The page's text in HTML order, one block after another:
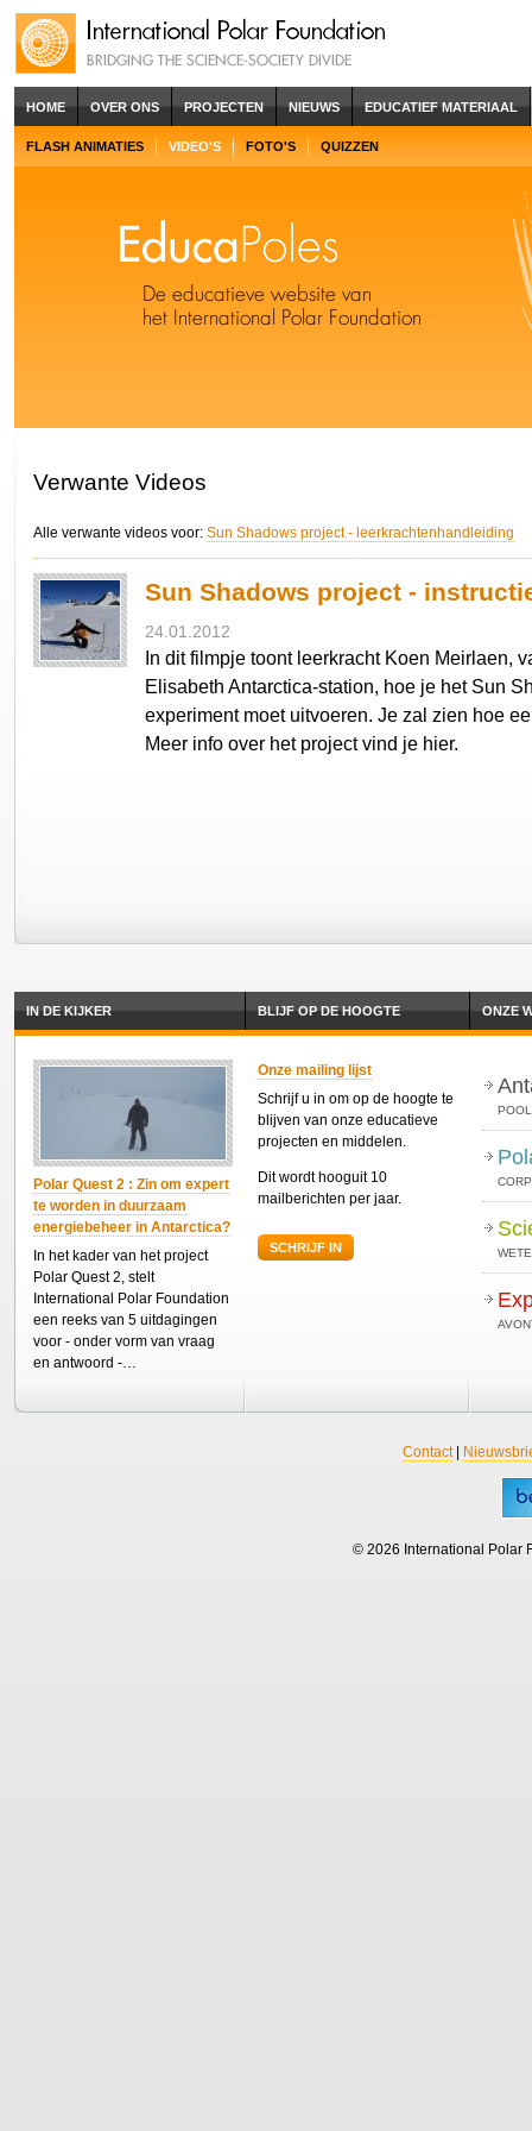
HOME OVER ONS PROJECTEN NIEUWS EDUCATIEF MATERIAAL
FLASH ANIMATIES VIDEO'S FOTO'S QUIZZEN
Verwante Videos
Alle verwante videos voor: Sun Shadows project - leerkrachtenhandleiding
Sun Shadows project -
24.01.2012
In dit filmpje toont leerkracht Koen Meirlaen,
Elisabeth Antarctica-station, hoe je het Sun
experiment moet uitvoeren. Je zal zien hoe
Meer info over het project vind je hier.
IN DE KIJKER
Polar Quest 2 : Zin om expert
te worden in duurzaam
energiebeheer in Antarctica?
In het kader van het project
Polar Quest 2, stelt
International Polar Foundation
een reeks van 5 uitdagingen
voor - onder vorm van vraag
en antwoord -…
BLIJF OP DE HOOGTE
Onze mailing lijst
Schrijf u in om op de hoogte te
blijven van onze educatieve
projecten en middelen.
Dit wordt hooguit 10
mailberichten per jaar.
SCHRIJF IN
ONZE
Contact|
© 2026 International Polar